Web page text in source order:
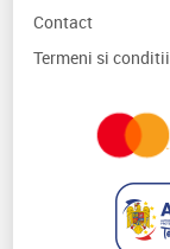
Contact
Termeni si conditii